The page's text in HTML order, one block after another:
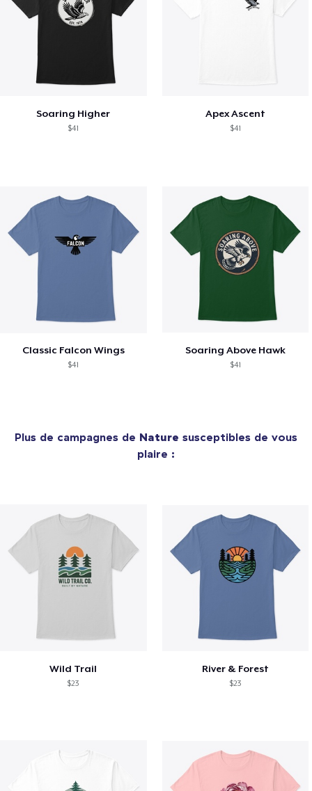
Soaring Higher
$41
Apex Ascent
$41
Classic Falcon Wings
$41
Soaring Above Hawk
$41
Plus de campagnes de Nature susceptibles de vous
plaire :
Wild Trail
$23
River & Forest
$23